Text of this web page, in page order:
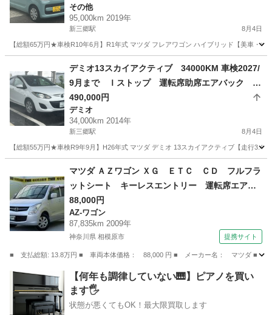
テム
その他
95,000km 2019年
新三郷駅 8月4日
【総額65万円★車検R10年6月】R1年式 マツダ フレアワゴン ハイブリッド【美車・
新三郷駅 その他
デミオ13スカイアクティブ 34000KM 車検2027/
9月まで Ｉストップ 運転席助席エアバック 禁
煙車 ＰＳ エアコン ＰＷ ＡＢＳ
490,000円
デミオ
34,000km 2014年
新三郷駅 8月4日
【総額55万円★車検R9年9月】H26年式 マツダ デミオ 13スカイアクティブ【走行3.4
新三郷駅 デミオ
マツダ ＡＺワゴン ＸＧ ＥＴＣ ＣＤ フルフラ
ットシート キーレスエントリー 運転席エアバ
ック 助手席エアバック 盗難防止装置 パワー
ステアリング パワ－ウィンドウ ベンチシー
ト エアコンクーラー （検10.8）
88,000円
AZ-ワゴン
87,835km 2009年
神奈川県 相模原市 提携サイト
■ 支払総額: 13.8万円 ■ 車両本体価格： 88,000 円 ■ メーカー名： マツダ ■
神奈川 相模原市 AZ-ワゴン
【何年も調律していない🎹】ピアノを買い
ます🖐️
状態が悪くてもOK！最大限買取します